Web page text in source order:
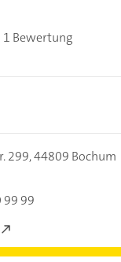
1 Bewertung
299,44809 Bochum
99 99